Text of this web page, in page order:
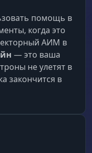
помощь в
когда это
АИМ в
— это ваша
не улетят в
закончится в